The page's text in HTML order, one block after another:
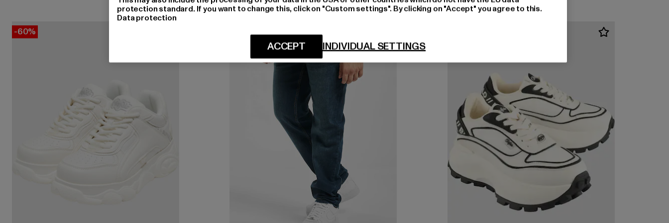
-60% -24%
protection standard. If you want to change this, click on "Custom settings". By clicking on "Accept" you agree to this.
Data protection
INDIVIDUAL SETTINGS
ACCEPT